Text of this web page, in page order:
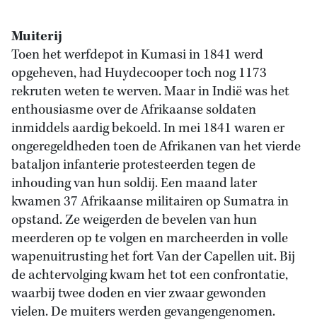
Muiterij
Toen het werfdepot in Kumasi in 1841 werd
opgeheven, had Huydecooper toch nog 1173
rekruten weten te werven. Maar in Indië was het
enthousiasme over de Afrikaanse soldaten
inmiddels aardig bekoeld. In mei 1841 waren er
ongeregeldheden toen de Afrikanen van het vierde
bataljon infanterie protesteerden tegen de
inhouding van hun soldij. Een maand later
kwamen 37 Afrikaanse militairen op Sumatra in
opstand. Ze weigerden de bevelen van hun
meerderen op te volgen en marcheerden in volle
wapenuitrusting het fort Van der Capellen uit. Bij
de achtervolging kwam het tot een confrontatie,
waarbij twee doden en vier zwaar gewonden
vielen. De muiters werden gevangengenomen.